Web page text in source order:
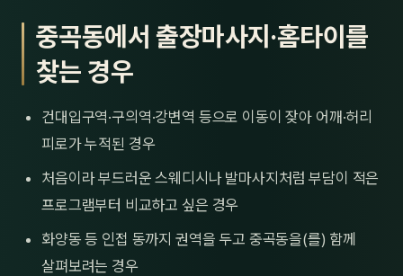
중곡동에서 출장마사지·홈타이를
찾는 경우
건대입구역·구의역·강변역 등으로 이동이 잦아 어깨·허리
피로가 누적된 경우
처음이라 부드러운 스웨디시나 발마사지처럼 부담이 적은
프로그램부터 비교하고 싶은 경우
화양동 등 인접 동까지 권역을 두고 중곡동을(를) 함께
살펴보려는 경우